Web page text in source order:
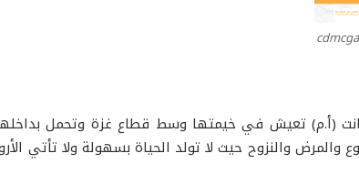
الأقصى 2023، وسط الخيام المهترئة كانت (أ.م) تعيش في خيمتها وسط قطاع غزة
والنزوح حيث لا تولد الحياة بسهولة ولا تأتي